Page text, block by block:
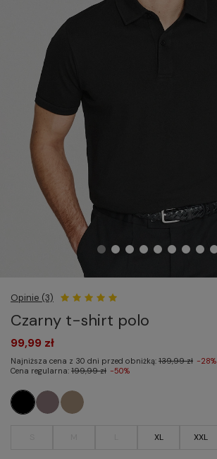
Opinie (3)
Czarny t-shirt polo
XL XXL
99,99 zł
Najniższa cena z 30 dni przed obniżką: 139,99 zł -28%
Cena regularna: 199,99 zł -50%